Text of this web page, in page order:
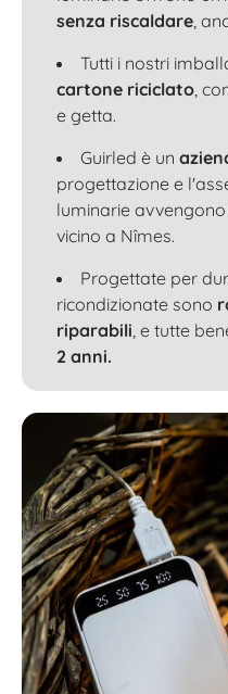
senza riscaldare ,
Tutti i nostri
cartone riciclato ,
e getta.
Guirled è un
progettazione e
luminarie
vicino a Nîmes.
Progettate per
ricondizionate sono
riparabili , e tutte
2 anni.